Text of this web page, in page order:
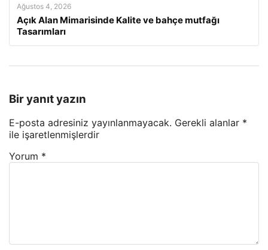
Ağustos 4, 2026
Açık Alan Mimarisinde Kalite ve bahçe mutfağı
Tasarımları
Bir yanıt yazın
E-posta adresiniz yayınlanmayacak. Gerekli alanlar *
ile işaretlenmişlerdir
Yorum *